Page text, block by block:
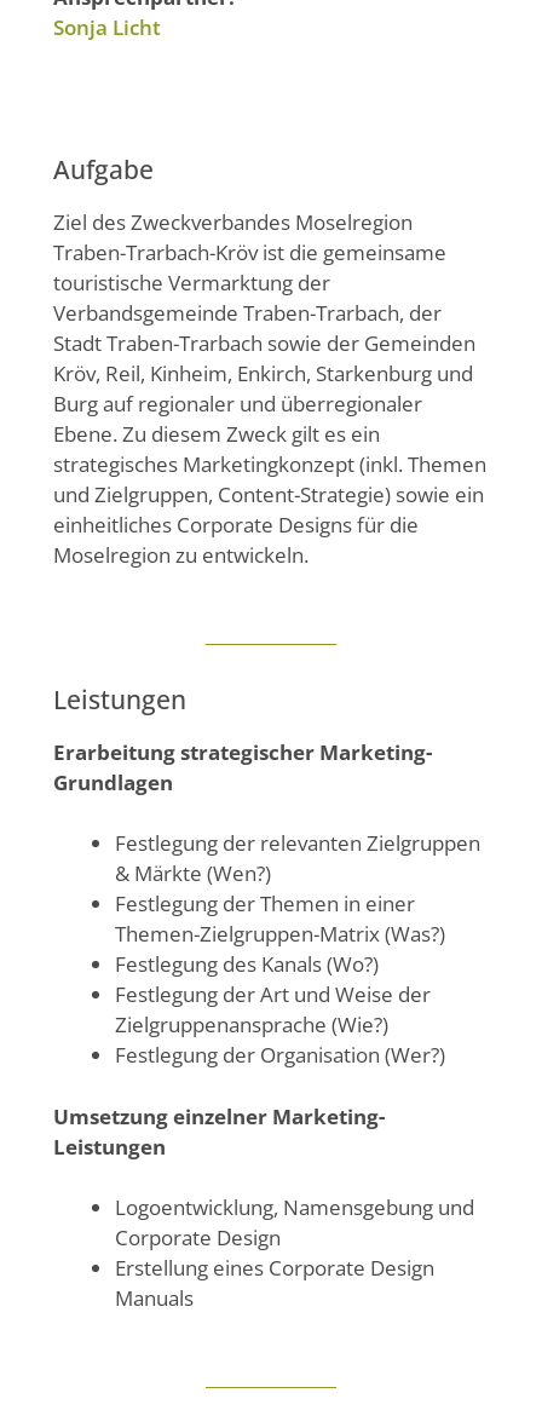
Sonja Licht
Aufgabe
Ziel des Zweckverbandes Moselregion
Traben-Trarbach-Kröv ist die gemeinsame
touristische Vermarktung der
Verbandsgemeinde Traben-Trarbach, der
Stadt Traben-Trarbach sowie der Gemeinden
Kröv, Reil, Kinheim, Enkirch, Starkenburg und
Burg auf regionaler und überregionaler
Ebene. Zu diesem Zweck gilt es ein
strategisches Marketingkonzept (inkl. Themen
und Zielgruppen, Content-Strategie) sowie ein
einheitliches Corporate Designs für die
Moselregion zu entwickeln.
Leistungen
Erarbeitung strategischer Marketing-
Grundlagen
Festlegung der relevanten Zielgruppen
& Märkte (Wen?)
Festlegung der Themen in einer
Themen-Zielgruppen-Matrix (Was?)
Festlegung des Kanals (Wo?)
Festlegung der Art und Weise der
Zielgruppenansprache (Wie?)
Festlegung der Organisation (Wer?)
Umsetzung einzelner Marketing-
Leistungen
Logoentwicklung, Namensgebung und
Corporate Design
Erstellung eines Corporate Design
Manuals